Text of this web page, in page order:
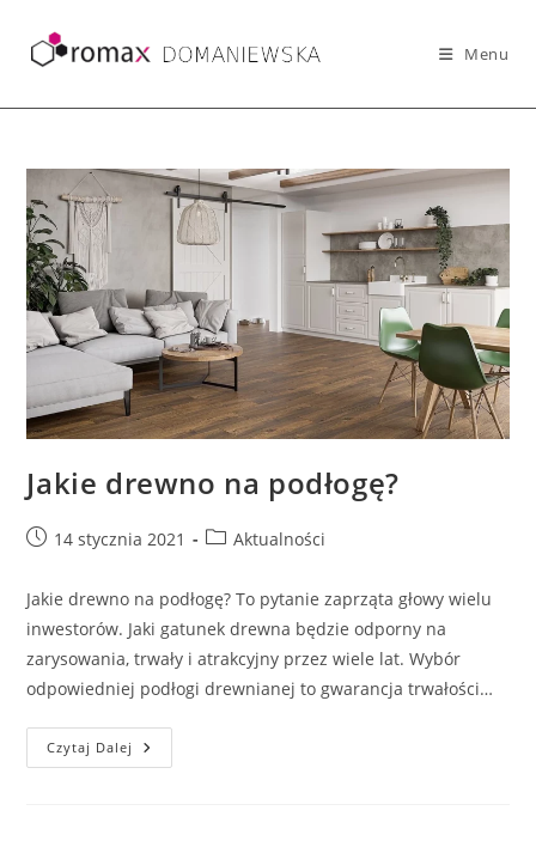
content
Menu
Jakie drewno na podłogę?
Post14 stycznia 2021
PostAktualności
Jakie drewno na podłogę? To pytanie zaprząta głowy wielu
inwestorów. Jaki gatunek drewna będzie odporny na
zarysowania, trwały i atrakcyjny przez wiele lat. Wybór
odpowiedniej podłogi drewnianej to gwarancja trwałości…
Czytaj Dalej Jakie
Drewno